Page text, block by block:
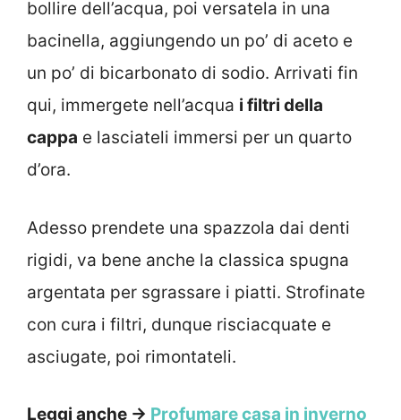
bollire dell’acqua, poi versatela in una
bacinella, aggiungendo un po’ di aceto e
un po’ di bicarbonato di sodio. Arrivati fin
qui, immergete nell’acqua i filtri della
cappa e lasciateli immersi per un quarto
d’ora.
Adesso prendete una spazzola dai denti
rigidi, va bene anche la classica spugna
argentata per sgrassare i piatti. Strofinate
con cura i filtri, dunque risciacquate e
asciugate, poi rimontateli.
Leggi anche → Profumare casa in inverno